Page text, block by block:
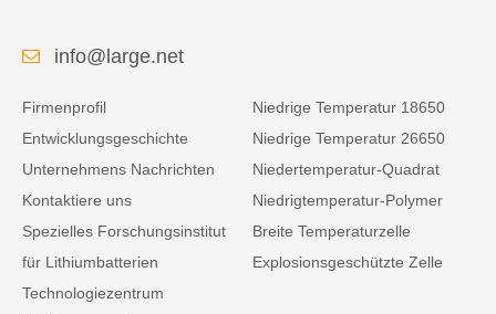
info@large.net
Firmenprofil
Entwicklungsgeschichte
Unternehmens Nachrichten
Kontaktiere uns
Spezielles Forschungsinstitut
für Lithiumbatterien
Technologiezentrum
Niedrige Temperatur 18650
Niedrige Temperatur 26650
Niedertemperatur-Quadrat
Niedrigtemperatur-Polymer
Breite Temperaturzelle
Explosionsgeschützte Zelle